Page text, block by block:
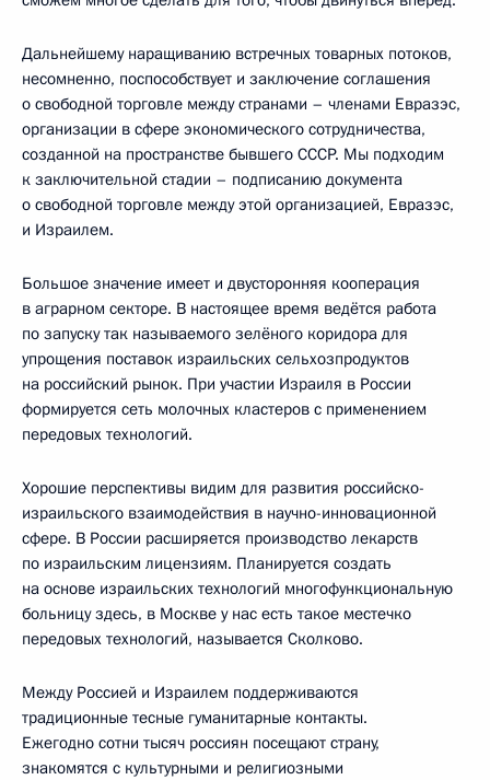
Дальнейшему наращиванию встречных товарных потоков,
несомненно, поспособствует и заключение соглашения
о свободной торговле между странами – членами Евразэс,
организации в сфере экономического сотрудничества,
созданной на пространстве бывшего СССР. Мы подходим
к заключительной стадии – подписанию документа
о свободной торговле между этой организацией, Евразэс,
и Израилем.
Большое значение имеет и двусторонняя кооперация
в аграрном секторе. В настоящее время ведётся работа
по запуску так называемого зелёного коридора для
упрощения поставок израильских сельхозпродуктов
на российский рынок. При участии Израиля в России
формируется сеть молочных кластеров с применением
передовых технологий.
Хорошие перспективы видим для развития российско-
израильского взаимодействия в научно-инновационной
сфере. В России расширяется производство лекарств
по израильским лицензиям. Планируется создать
на основе израильских технологий многофункциональную
больницу здесь, в Москве у нас есть такое местечко
передовых технологий, называется Сколково.
Между Россией и Израилем поддерживаются
традиционные тесные гуманитарные контакты.
Ежегодно сотни тысяч россиян посещают страну,
знакомятся с культурными и религиозными